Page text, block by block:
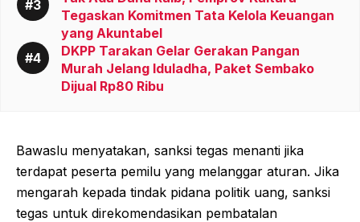
Tegaskan Komitmen Tata Kelola Keuangan
yang Akuntabel
DKPP Tarakan Gelar Gerakan Pangan
Murah Jelang Iduladha, Paket Sembako
Dijual Rp80 Ribu
Bawaslu menyatakan, sanksi tegas menanti jika
terdapat peserta pemilu yang melanggar aturan. Jika
mengarah kepada tindak pidana politik uang, sanksi
tegas untuk direkomendasikan pembatalan